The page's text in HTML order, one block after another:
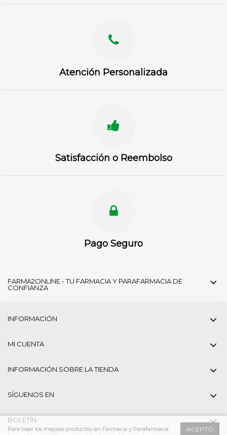
Atención Personalizada
Satisfacción o Reembolso
Pago Seguro
FARMA2ONLINE - TU FARMACIA Y PARAFARMACIA DE
CONFIANZA
INFORMACIÓN
MI CUENTA
INFORMACIÓN SOBRE LA TIENDA
SÍGUENOS EN
BOLETÍN
ACEPTO
Para traer los mejores productos en Farmacia y Parafarmacia